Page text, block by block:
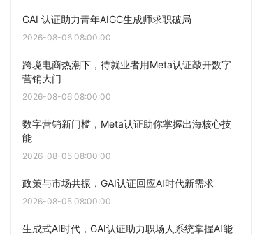
GAI 认证助力青年AIGC生成师求职破局
2026-08-06 08:00:00
跨境电商热潮下，待就业者用Meta认证敲开数字
营销大门
2026-08-06 08:00:00
数字营销新门槛，Meta认证助你掌握出海核心技
能
2026-08-05 08:00:00
政策与市场共振，GAI认证回应AI时代新需求
2026-08-05 08:00:00
生成式AI时代，GAI认证助力职场人系统掌握AI能